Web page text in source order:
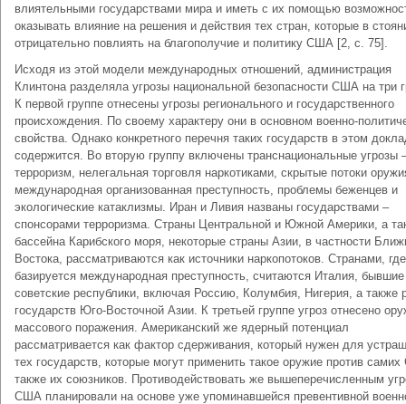
влиятельными государствами мира и иметь с их помощью
оказывать влияние на решения и действия тех стран, которые в
отрицательно повлиять на благополучие и политику США [2, с. 75].
Исходя из этой модели международных отношений, администрация
Клинтона разделяла угрозы национальной безопасности США на три
К первой группе отнесены угрозы регионального и государственного
происхождения. По своему характеру они в основном военно-
свойства. Однако конкретного перечня таких государств в этом
содержится. Во вторую группу включены транснациональные угрозы
терроризм, нелегальная торговля наркотиками, скрытые потоки
международная организованная преступность, проблемы беженцев и
экологические катаклизмы. Иран и Ливия названы государствами –
спонсорами терроризма. Страны Центральной и Южной Америки, а
бассейна Карибского моря, некоторые страны Азии, в частности
Востока, рассматриваются как источники наркопотоков. Странами, где
базируется международная преступность, считаются Италия, бывшие
советские республики, включая Россию, Колумбия, Нигерия, а также
государств Юго-Восточной Азии. К третьей группе угроз отнесено
массового поражения. Американский же ядерный потенциал
рассматривается как фактор сдерживания, который нужен для
тех государств, которые могут применить такое оружие против
также их союзников. Противодействовать же вышеперечисленным
США планировали на основе уже упоминавшейся превентивной